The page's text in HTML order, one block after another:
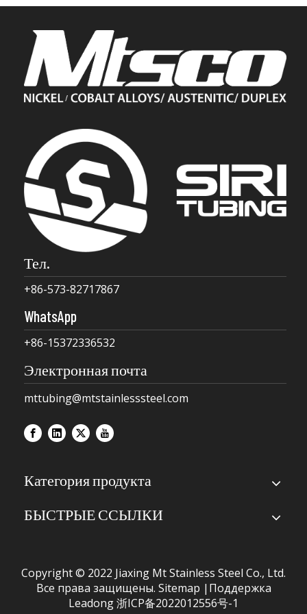
Тел.
+86-573-82717867
WhatsApp
+86-15372336532
Электронная почта
mttubing@mtstainlesssteel.com
Категория продукта
БЫСТРЫЕ ССЫЛКИ
Copyright © 2022 Jiaxing Mt Stainless Steel Co., Ltd.
Все права защищены. Sitemap |Поддержка
Leadong浙ICP备2022012556号-1